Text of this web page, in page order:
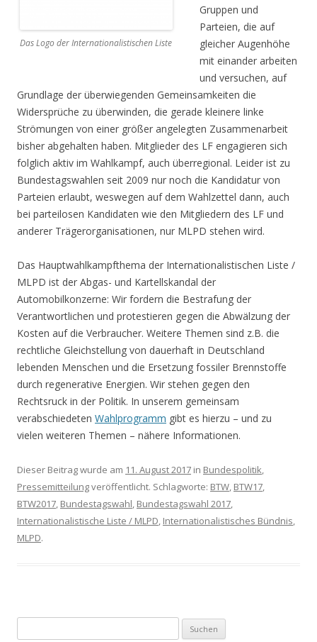
Das Logo der Internationalistischen Liste
Gruppen und
Parteien, die auf
gleicher Augenhöhe
mit einander arbeiten
und versuchen, auf
Grundlage der überwiegenden Gemeinsamkeiten die
Widersprüche zu überwinden, die gerade kleinere linke
Strömungen von einer größer angelegten Zusammenarbeit
bisher abgehalten haben. Mitglieder des LF engagieren sich
folglich aktiv im Wahlkampf, auch überregional. Leider ist zu
Bundestagswahlen seit 2009 nur noch die Kandidatur von
Parteien erlaubt, weswegen auf dem Wahlzettel dann, auch
bei parteilosen Kandidaten wie den Mitgliedern des LF und
anderer Trägerorganisationen, nur MLPD stehen wird.
Das Hauptwahlkampfthema der Internationalistischen Liste /
MLPD ist der Abgas- und Kartellskandal der
Automobilkonzerne: Wir fordern die Bestrafung der
Verantwortlichen und protestieren gegen die Abwälzung der
Kosten auf die Verbraucher. Weitere Themen sind z.B. die
rechtliche Gleichstellung von dauerhaft in Deutschland
lebenden Menschen und die Ersetzung fossiler Brennstoffe
durch regenerative Energien. Wir stehen gegen den
Rechtsruck in der Politik. In unserem gemeinsam
verabschiedeten Wahlprogramm gibt es hierzu – und zu
vielen weiteren Themen – nähere Informationen.
Dieser Beitrag wurde am 11. August 2017 in Bundespolitik,
Pressemitteilungveröffentlicht. Schlagworte: BTW, BTW17,
BTW2017, Bundestagswahl, Bundestagswahl 2017,
Internationalistische Liste / MLPD, Internationalistisches Bündnis,
MLPD.